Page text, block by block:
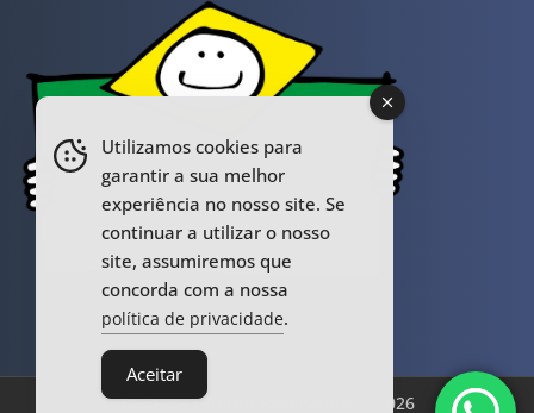
Todos os Direitos Reservados © 2026
Utilizamos cookies para
garantir a sua melhor
experiência no nosso site. Se
continuar a utilizar o nosso
site, assumiremos que
concorda com a nossa
política de privacidade.
Aceitar